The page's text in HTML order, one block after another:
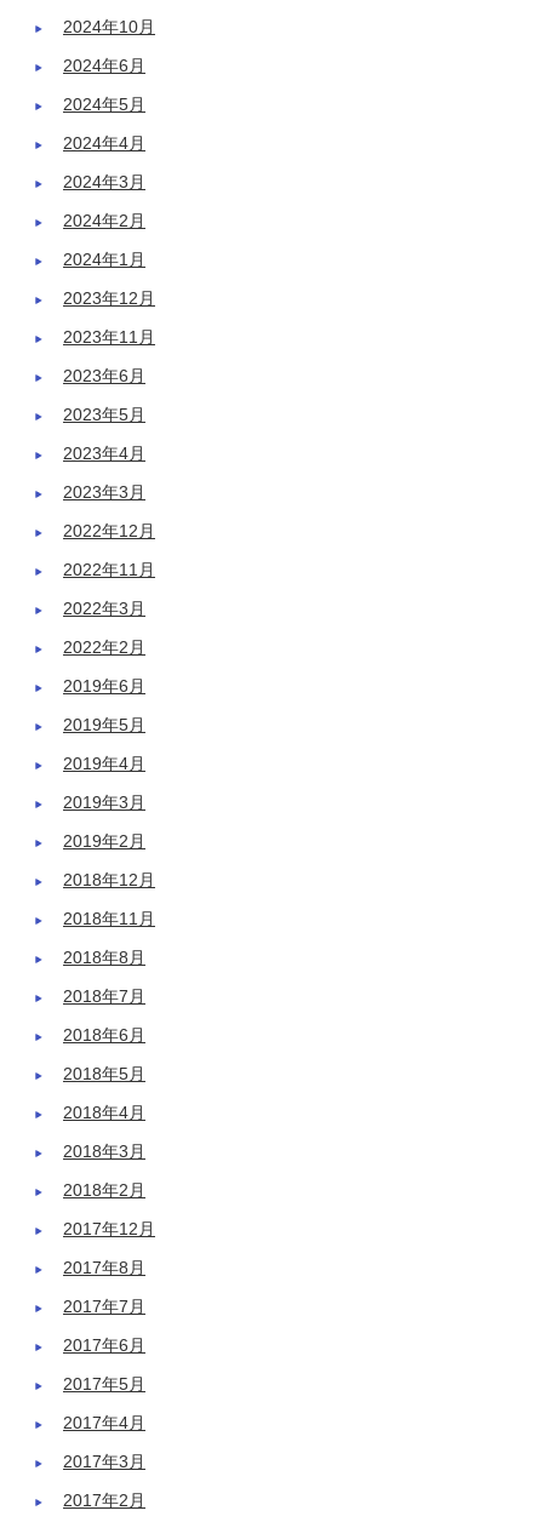
2024年10月
2024年6月
2024年5月
2024年4月
2024年3月
2024年2月
2024年1月
2023年12月
2023年11月
2023年6月
2023年5月
2023年4月
2023年3月
2022年12月
2022年11月
2022年3月
2022年2月
2019年6月
2019年5月
2019年4月
2019年3月
2019年2月
2018年12月
2018年11月
2018年8月
2018年7月
2018年6月
2018年5月
2018年4月
2018年3月
2018年2月
2017年12月
2017年8月
2017年7月
2017年6月
2017年5月
2017年4月
2017年3月
2017年2月